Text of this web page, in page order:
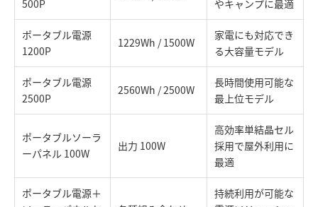
500P
やキャンプに最適
ポータブル電源
1200P
1229Wh / 1500W
家電にも対応でき
る大容量モデル
ポータブル電源
2500P
2560Wh / 2500W
長時間使用可能な
最上位モデル
ポータブルソーラ
ーパネル 100W
出力 100W
高効率単結晶セル
採用で屋外利用に
最適
ポータブル電源＋
持続利用が可能な